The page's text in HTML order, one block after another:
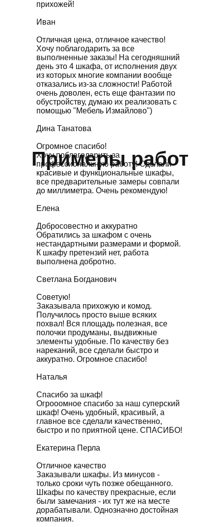
прихожей!
Иван
Отличная цена, отличное качество!
Хочу поблагодарить за все
выполненные заказы! На сегодняшний
день это 4 шкафа, от исполнения двух
из которых многие компании вообще
отказались из-за сложности! Работой
очень доволен, есть еще фантазии по
обустройству, думаю их реализовать с
помощью "Мебель Измайлово")
Дина Танатова
Огромное спасибо!
Хочу поблагодарить за
профессиональную работу! Сделали
красивые и функциональные шкафы,
все предварительные замеры совпали
до миллиметра. Очень рекомендую!
Елена
Добросовестно и аккуратно
Обратились за шкафом с очень
нестандартными размерами и формой.
К шкафу претензий нет, работа
выполнена добротно.
Светлана Богданович
Советую!
Заказывала прихожую и комод.
Получилось просто выше всяких
похвал! Вся площадь полезная, все
полочки продуманы, выдвижные
элементы удобные. По качеству без
нареканий, все сделали быстро и
аккуратно. Огромное спасибо!
Наталья
Спасибо за шкаф!
Огрооомное спасибо за наш суперский
шкаф! Очень удобный, красивый, а
главное все сделали качественно,
быстро и по приятной цене. СПАСИБО!
Екатерина Перла
Отличное качество
Заказывали шкафы. Из минусов -
только сроки чуть позже обещанного.
Шкафы по качеству прекрасные, если
были замечания - их тут же на месте
дорабатывали. Однозначно достойная
компания.
Примеры работ